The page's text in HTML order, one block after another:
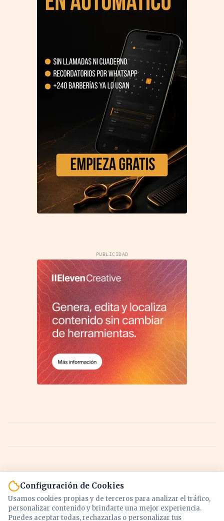
PUBLICIDAD
Configuración de Cookies
Usamos cookies propias y de terceros para analizar el tráfico,
personalizar contenido y brindarte una mejor experiencia.
Puedes aceptar todas, rechazarlas o personalizar tus